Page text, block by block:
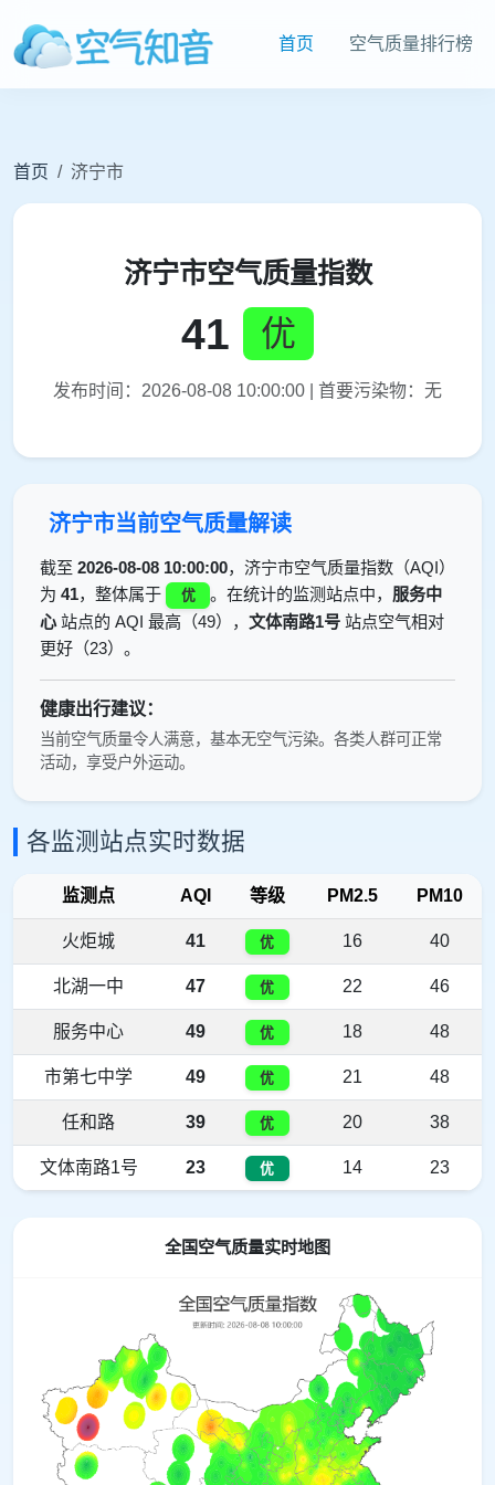
首页 空气质量排行榜
首页 济宁市
济宁市空气质量指数
41 优
发布时间：2026-08-08 10:00:00 | 首要污染物：无
济宁市当前空气质量解读
截至 2026-08-08 10:00:00，济宁市空气质量指数（AQI）
为 41，整体属于 优 。在统计的监测站点中， 服务中
心站点的 AQI 最高（49）， 文体南路1号 站点空气相对
更好（23）。
健康出行建议：
当前空气质量令人满意，基本无空气污染。各类人群可正常
活动，享受户外运动。
各监测站点实时数据
监测点 AQI 等级 PM2.5 PM10
火炬城 41 优 16 40
北湖一中 47 优 22 46
服务中心 49 优 18 48
市第七中学 49 优 21 48
任和路 39 优 20 38
文体南路1号 23 优 14 23
全国空气质量实时地图